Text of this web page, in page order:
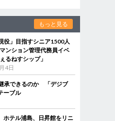
もっと見る
役」目指すシニア1500人
ンション管理代務員イベ
るねすシップ」
4日
承できるのか 「デジブ
ーブル
テル浦島、日昇館をリニ